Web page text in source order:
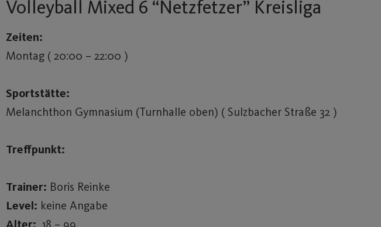
Volleyball Mixed 6 “Netzfetzer” Kreisliga
Zeiten:
Montag ( 20:00 – 22:00 )
Sportstätte:
Melanchthon Gymnasium (Turnhalle oben) ( Sulzbacher Straße 32 )
Treffpunkt:
Trainer: Boris Reinke
Level: keine Angabe
Alter: 18 – 99